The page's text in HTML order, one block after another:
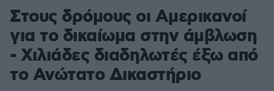
Στους δρόμους οι Αμερικανοί
για το δικαίωμα στην άμβλωση
- Χιλιάδες διαδηλωτές έξω από
το Ανώτατο Δικαστήριο